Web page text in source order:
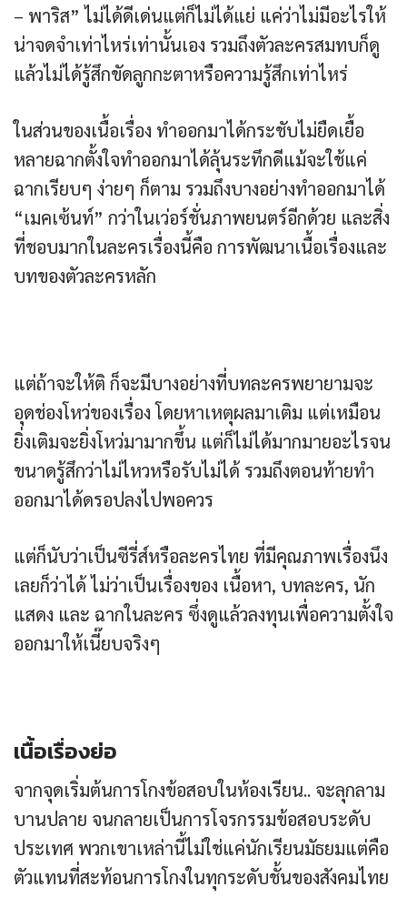
– พาริส” ไม่ได้ดีเด่นแต่ก็ไม่ได้แย่ แค่ว่าไม่มีอะไรให้
น่าจดจำเท่าไหร่เท่านั้นเอง รวมถึงตัวละครสมทบก็ดู
แล้วไม่ได้รู้สึกขัดลูกกะตาหรือความรู้สึกเท่าไหร่
ในส่วนของเนื้อเรื่อง ทำออกมาได้กระชับไม่ยืดเยื้อ
หลายฉากตั้งใจทำออกมาได้ลุ้นระทึกดีแม้จะใช้แค่
ฉากเรียบๆ ง่ายๆ ก็ตาม รวมถึงบางอย่างทำออกมาได้
“เมคเซ้นท์” กว่าในเว่อร์ชั่นภาพยนตร์อีกด้วย และสิ่ง
ที่ชอบมากในละครเรื่องนี้คือ การพัฒนาเนื้อเรื่องและ
บทของตัวละครหลัก
แต่ถ้าจะให้ติ ก็จะมีบางอย่างที่บทละครพยายามจะ
อุดช่องโหว่ของเรื่อง โดยหาเหตุผลมาเติม แต่เหมือน
ยิ่งเติมจะยิ่งโหว่มามากขึ้น แต่ก็ไม่ได้มากมายอะไรจน
ขนาดรู้สึกว่าไม่ไหวหรือรับไม่ได้ รวมถึงตอนท้ายทำ
ออกมาได้ดรอปลงไปพอควร
แต่ก็นับว่าเป็นซีรี่ส์หรือละครไทย ที่มีคุณภาพเรื่องนึง
เลยก็ว่าได้ ไม่ว่าเป็นเรื่องของ เนื้อหา, บทละคร, นัก
แสดง และ ฉากในละคร ซึ่งดูแล้วลงทุนเพื่อความตั้งใจ
ออกมาให้เนี๊ยบจริงๆ
เนื้อเรื่องย่อ
จากจุดเริ่มต้นการโกงข้อสอบในห้องเรียน.. จะลุกลาม
บานปลาย จนกลายเป็นการโจรกรรมข้อสอบระดับ
ประเทศ พวกเขาเหล่านี้ไม่ใช่แค่นักเรียนมัธยมแต่คือ
ตัวแทนที่สะท้อนการโกงในทุกระดับชั้นของสังคมไทย